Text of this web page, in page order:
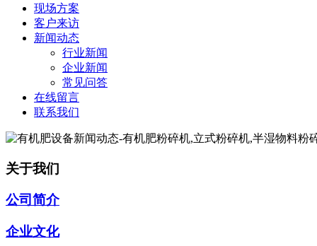
现场方案
客户来访
新闻动态
行业新闻
企业新闻
常见问答
在线留言
联系我们
关于我们
公司简介
企业文化